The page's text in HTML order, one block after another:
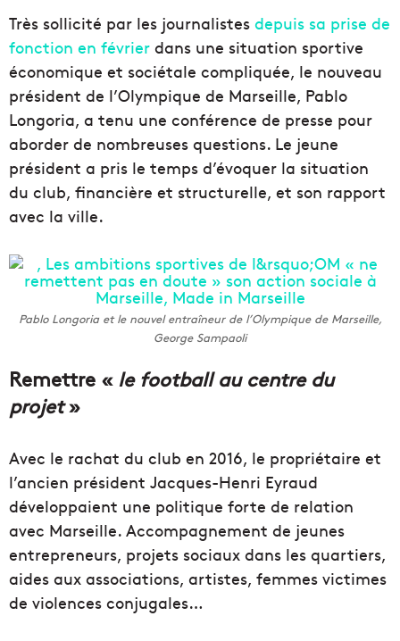
Très sollicité par les journalistes depuis sa prise de
fonction en février dans une situation sportive
économique et sociétale compliquée, le nouveau
président de l’Olympique de Marseille, Pablo
Longoria, a tenu une conférence de presse pour
aborder de nombreuses questions. Le jeune
président a pris le temps d’évoquer la situation
du club, financière et structurelle, et son rapport
avec la ville.
Pablo Longoria et le nouvel entraîneur de l’Olympique de Marseille,
George Sampaoli
Remettre «le football au centre du
projet»
Avec le rachat du club en 2016, le propriétaire et
l’ancien président Jacques-Henri Eyraud
développaient une politique forte de relation
avec Marseille. Accompagnement de jeunes
entrepreneurs, projets sociaux dans les quartiers,
aides aux associations, artistes, femmes victimes
de violences conjugales…